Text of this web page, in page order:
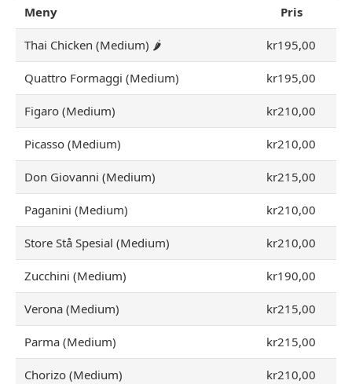
Meny Pris
Thai Chicken (Medium) 🌶 kr195,00
Quattro Formaggi (Medium) kr195,00
Figaro (Medium) kr210,00
Picasso (Medium) kr210,00
Don Giovanni (Medium) kr215,00
Paganini (Medium) kr210,00
Store Stå Spesial (Medium) kr210,00
Zucchini (Medium) kr190,00
Verona (Medium) kr215,00
Parma (Medium) kr215,00
Chorizo (Medium) kr210,00